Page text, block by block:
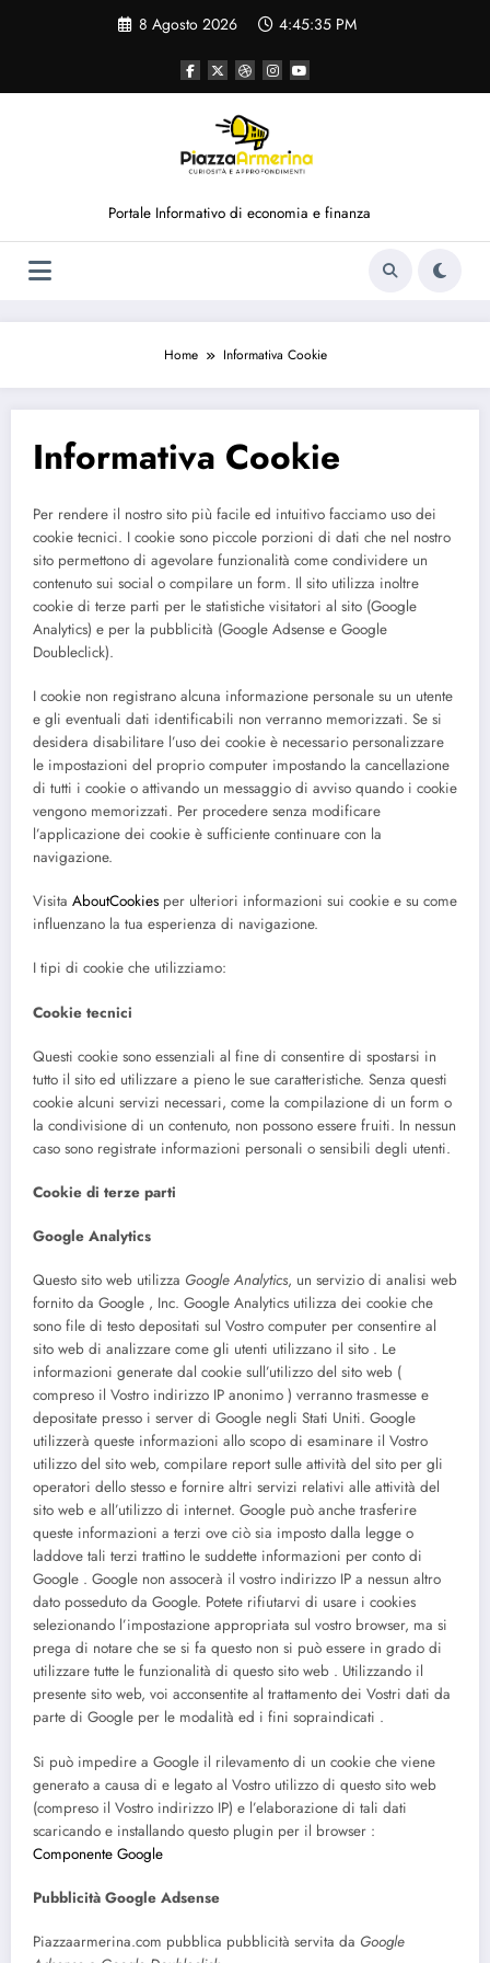
8 Agosto 2026 4:45:35 PM
Portale Informativo di economia e finanza
Home Informativa Cookie
Informativa Cookie
Per rendere il nostro sito più facile ed intuitivo facciamo uso dei
cookie tecnici. I cookie sono piccole porzioni di dati che nel nostro
sito permettono di agevolare funzionalità come condividere un
contenuto sui social o compilare un form. Il sito utilizza inoltre
cookie di terze parti per le statistiche visitatori al sito (Google
Analytics) e per la pubblicità (Google Adsense e Google
Doubleclick).
I cookie non registrano alcuna informazione personale su un utente
e gli eventuali dati identificabili non verranno memorizzati. Se si
desidera disabilitare l’uso dei cookie è necessario personalizzare
le impostazioni del proprio computer impostando la cancellazione
di tutti i cookie o attivando un messaggio di avviso quando i cookie
vengono memorizzati. Per procedere senza modificare
l’applicazione dei cookie è sufficiente continuare con la
navigazione.
Visita AboutCookies per ulteriori informazioni sui cookie e su come
influenzano la tua esperienza di navigazione.
I tipi di cookie che utilizziamo:
Cookie tecnici
Questi cookie sono essenziali al fine di consentire di spostarsi in
tutto il sito ed utilizzare a pieno le sue caratteristiche. Senza questi
cookie alcuni servizi necessari, come la compilazione di un form o
la condivisione di un contenuto, non possono essere fruiti. In nessun
caso sono registrate informazioni personali o sensibili degli utenti.
Cookie di terze parti
Google Analytics
Questo sito web utilizza Google Analytics, un servizio di analisi web
fornito da Google , Inc. Google Analytics utilizza dei cookie che
sono file di testo depositati sul Vostro computer per consentire al
sito web di analizzare come gli utenti utilizzano il sito . Le
informazioni generate dal cookie sull’utilizzo del sito web (
compreso il Vostro indirizzo IP anonimo ) verranno trasmesse e
depositate presso i server di Google negli Stati Uniti. Google
utilizzerà queste informazioni allo scopo di esaminare il Vostro
utilizzo del sito web, compilare report sulle attività del sito per gli
operatori dello stesso e fornire altri servizi relativi alle attività del
sito web e all’utilizzo di internet. Google può anche trasferire
queste informazioni a terzi ove ciò sia imposto dalla legge o
laddove tali terzi trattino le suddette informazioni per conto di
Google . Google non assocerà il vostro indirizzo IP a nessun altro
dato posseduto da Google. Potete rifiutarvi di usare i cookies
selezionando l’impostazione appropriata sul vostro browser, ma si
prega di notare che se si fa questo non si può essere in grado di
utilizzare tutte le funzionalità di questo sito web . Utilizzando il
presente sito web, voi acconsentite al trattamento dei Vostri dati da
parte di Google per le modalità ed i fini sopraindicati .
Si può impedire a Google il rilevamento di un cookie che viene
generato a causa di e legato al Vostro utilizzo di questo sito web
(compreso il Vostro indirizzo IP) e l’elaborazione di tali dati
scaricando e installando questo plugin per il browser :
Componente Google
Pubblicità Google Adsense
Piazzaarmerina.com pubblica pubblicità servita da Google